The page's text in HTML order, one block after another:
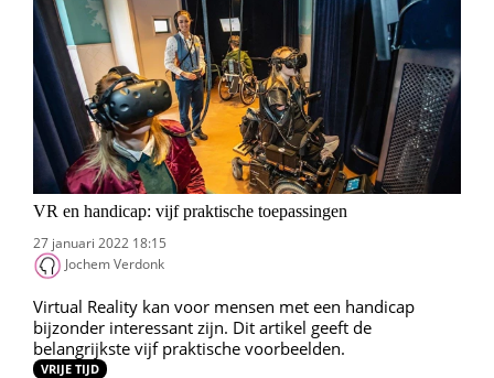
VR en handicap: vijf praktische toepassingen
27 januari 2022 18:15
Jochem Verdonk
Virtual Reality kan voor mensen met een handicap
bijzonder interessant zijn. Dit artikel geeft de
belangrijkste vijf praktische voorbeelden.
VRIJE TIJD